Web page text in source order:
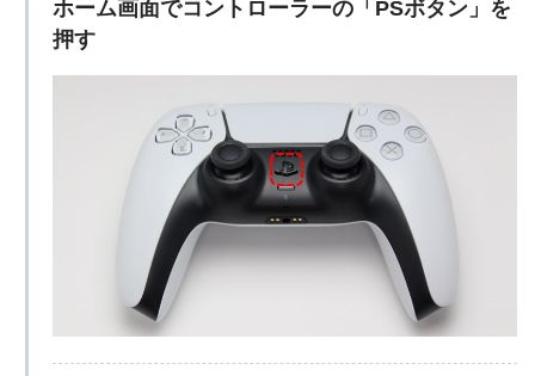
ホーム画面でコントローラーの「PSボタン」を
押す